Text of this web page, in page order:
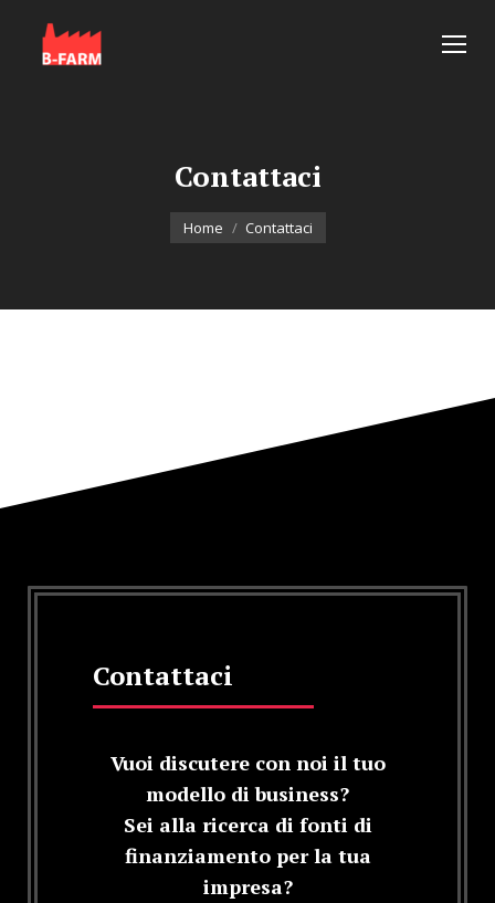
Contattaci
You are here:
Home Contattaci
Contattaci
Vuoi discutere con noi il tuo
modello di business?
Sei alla ricerca di fonti di
finanziamento per la tua
impresa?